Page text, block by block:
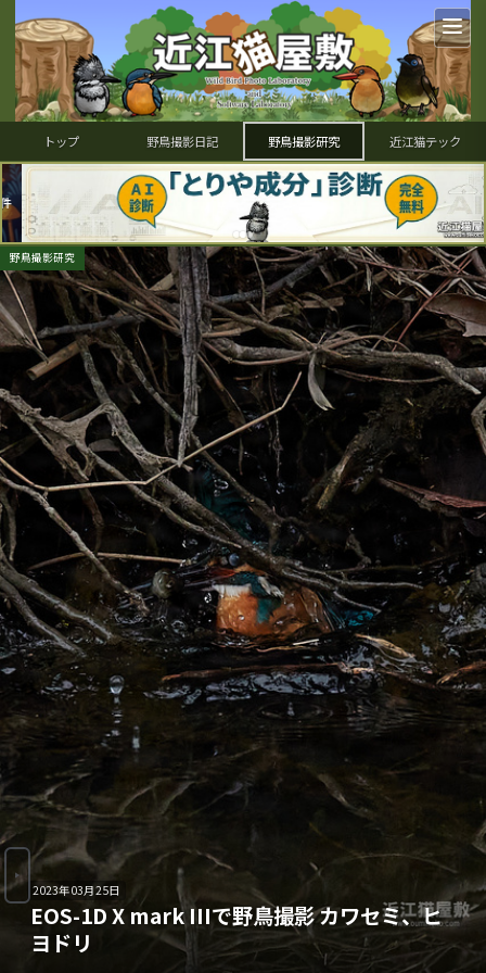
トップ 野鳥撮影日記 野鳥撮影研究 近江猫テック
野鳥撮影研究
2023年03月25日
EOS-1D X mark IIIで野鳥撮影 カワセミ、ヒ
ヨドリ